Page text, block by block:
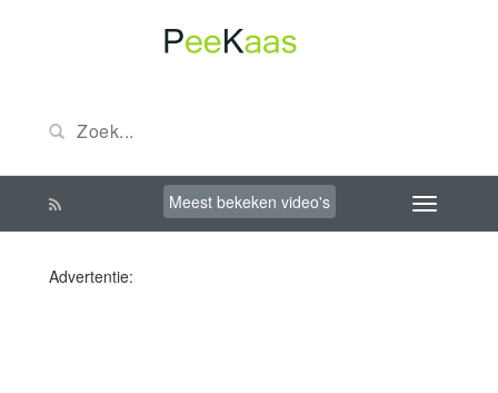
Meest bekeken video's
Advertentie: